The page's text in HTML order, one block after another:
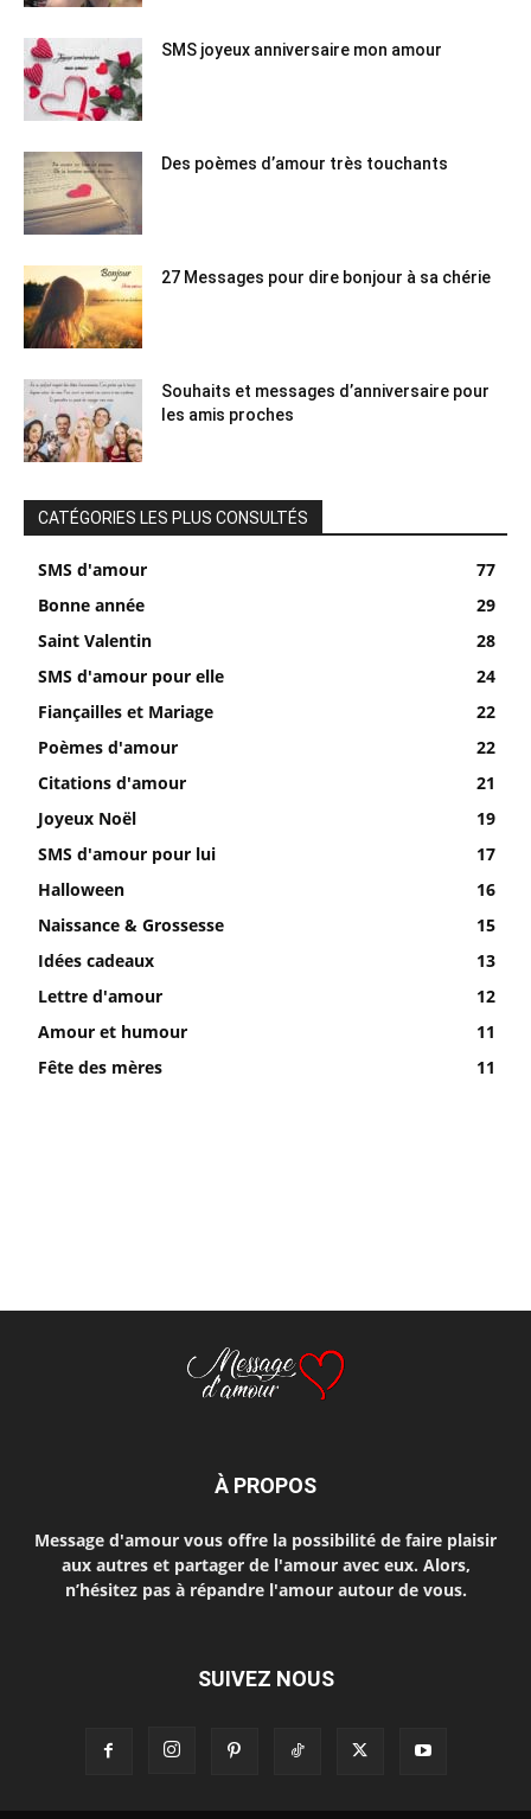
SMS joyeux anniversaire mon amour
Des poèmes d’amour très touchants
27 Messages pour dire bonjour à sa chérie
Souhaits et messages d’anniversaire pour
les amis proches
CATÉGORIES LES PLUS CONSULTÉS
SMS d'amour
77
Bonne année
29
Saint Valentin
28
SMS d'amour pour elle
24
Fiançailles et Mariage
22
Poèmes d'amour
22
Citations d'amour
21
Joyeux Noël
19
SMS d'amour pour lui
17
Halloween
16
Naissance & Grossesse
15
Idées cadeaux
13
Lettre d'amour
12
Amour et humour
11
Fête des mères
11
À PROPOS
Message d'amour vous offre la possibilité de faire plaisir
aux autres et partager de l'amour avec eux. Alors,
n’hésitez pas à répandre l'amour autour de vous.
SUIVEZ NOUS